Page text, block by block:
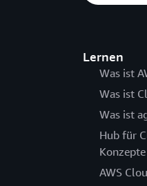
Lernen
Was ist
Was ist
Was ist
Hub für
Konzepte
AWS